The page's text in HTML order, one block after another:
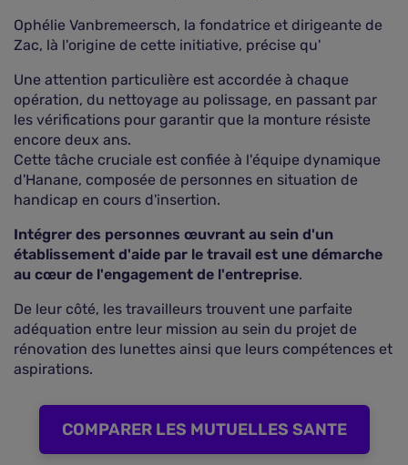
Ophélie Vanbremeersch, la fondatrice et dirigeante de
Zac, là l'origine de cette initiative, précise qu'
Une attention particulière est accordée à chaque
opération, du nettoyage au polissage, en passant par
les vérifications pour garantir que la monture résiste
encore deux ans.
Cette tâche cruciale est confiée à l'équipe dynamique
d'Hanane, composée de personnes en situation de
handicap en cours d'insertion.
Intégrer des personnes œuvrant au sein d'un
établissement d'aide par le travail est une démarche
au cœur de l'engagement de l'entreprise.
De leur côté, les travailleurs trouvent une parfaite
adéquation entre leur mission au sein du projet de
rénovation des lunettes ainsi que leurs compétences et
aspirations.
COMPARER LES MUTUELLES SANTE